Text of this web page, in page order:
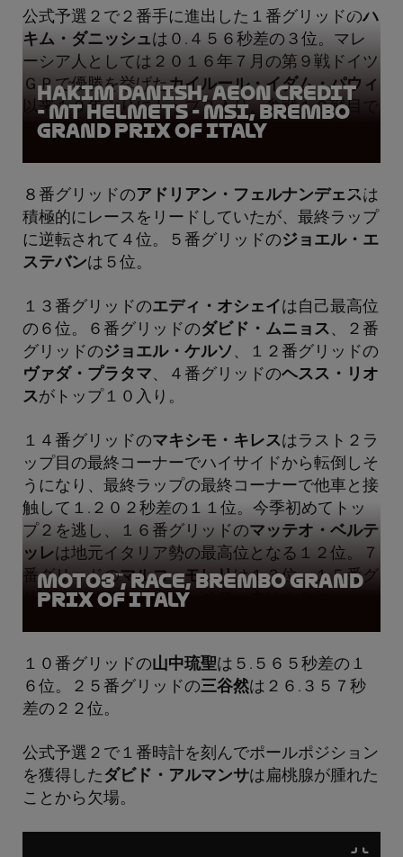
公式予選２で２番手に進出した１番グリッドのハ
キム・ダニッシュは０.４５６秒差の３位。マレ
ーシア人としては２０１６年７月の第９戦ドイツ
ＧＰで優勝を挙げたカイルール・イダム・パウィ
以来１０年ぶりにトップ３入り、参戦１０戦目で
初表彰台を獲得。
Hakim Danish, AEON Credit
- MT Helmets - MSI, Brembo
Grand Prix of Italy
８番グリッドのアドリアン・フェルナンデェスは
積極的にレースをリードしていたが、最終ラップ
に逆転されて４位。５番グリッドのジョエル・エ
ステバンは５位。
１３番グリッドのエディ・オシェイ は自己最高位
の６位。６番グリッドのダビド・ムニョス、２番
グリッドのジョエル・ケルソ 、１２番グリッドの
ヴァダ・プラタマ、４番グリッドのヘスス・リオ
スがトップ１０入り。
１４番グリッドのマキシモ・キレスはラスト２ラ
ップ目の最終コーナーでハイサイドから転倒しそ
うになり、最終ラップの最終コーナーで他車と接
触して１.２０２秒差の１１位。今季初めてトッ
プ２を逃し、１６番グリッドのマッテオ・ベルテ
ッレは地元イタリア勢の最高位となる１２位。７
番グリッドのマルコ・モレリは１３位。１５番グ
リッドのバレンティン・ペローネ
Moto3™, Race, Brembo Grand
Prix of Italy
１０番グリッドの山中琉聖は５.５６５秒差の１
６位。２５番グリッドの三谷然は２６.３５７秒
差の２２位。
公式予選２で１番時計を刻んでポールポジション
を獲得した ダビド・アルマンサは扁桃腺が腫れた
ことから欠場。